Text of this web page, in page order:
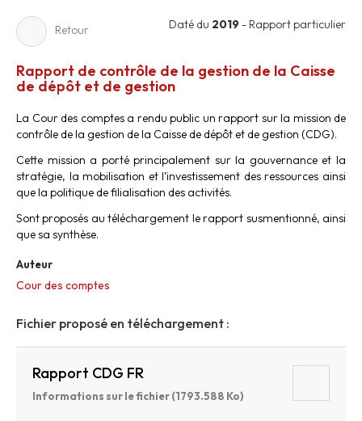
Retour Daté du 2019 - Rapport particulier
Rapport de contrôle de la gestion de la Caisse
de dépôt et de gestion
La Cour des comptes a rendu public un rapport sur la mission de
contrôle de la gestion de la Caisse de dépôt et de gestion (CDG).
Cette mission a porté principalement sur la gouvernance et la
stratégie, la mobilisation et l’investissement des ressources ainsi
que la politique de filialisation des activités.
Sont proposés au téléchargement le rapport susmentionné, ainsi
que sa synthèse.
Auteur
Cour des comptes
Fichier proposé en téléchargement :
Rapport CDG FR
Informations sur le fichier (1793.588 Ko)